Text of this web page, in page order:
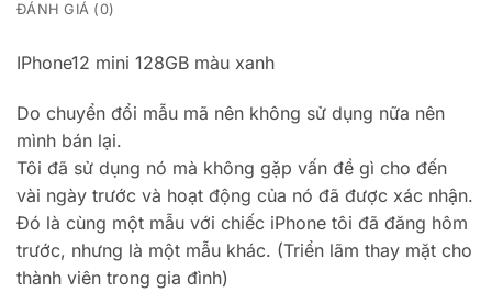
ĐÁNH GIÁ (0)
IPhone12 mini 128GB màu xanh
Do chuyển đổi mẫu mã nên không sử dụng nữa nên
mình bán lại.
Tôi đã sử dụng nó mà không gặp vấn đề gì cho đến
vài ngày trước và hoạt động của nó đã được xác nhận.
Đó là cùng một mẫu với chiếc iPhone tôi đã đăng hôm
trước, nhưng là một mẫu khác. (Triển lãm thay mặt cho
thành viên trong gia đình)